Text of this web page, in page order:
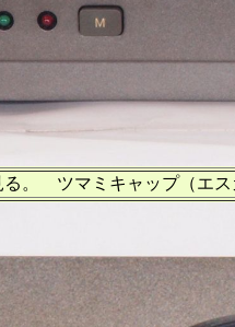
。 ツマミキャップ（エス